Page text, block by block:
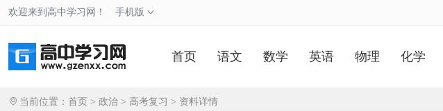
欢迎来到高中学习网！ 手机版
首页 语文 数学 英语 物理 化学
当前位置： 首页 > 政治 > 高考复习 > 资料详情